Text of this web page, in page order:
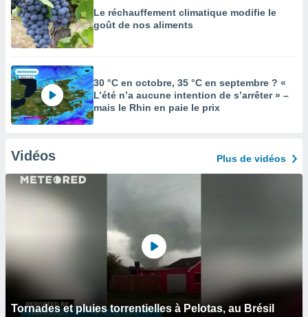
Le réchauffement climatique modifie le
goût de nos aliments
30 °C en octobre, 35 °C en septembre ? «
L’été n’a aucune intention de s’arrêter » –
mais le Rhin en paie le prix
Vidéos Plus de vidéos
Tornades et pluies torrentielles à Pelotas, au Brésil